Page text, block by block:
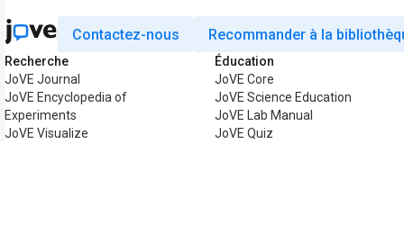
Contactez-nous Recommander à la
Recherche
JoVE Journal
JoVE Encyclopedia of
Experiments
JoVE Visualize
Éducation
JoVE Core
JoVE Science Education
JoVE Lab Manual
JoVE Quiz